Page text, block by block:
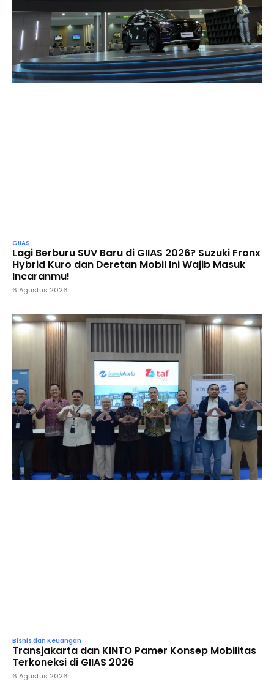
GIIAS
Lagi Berburu SUV Baru di GIIAS 2026? Suzuki Fronx
Hybrid Kuro dan Deretan Mobil Ini Wajib Masuk
Incaranmu!
6 Agustus 2026
Bisnis dan Keuangan
Transjakarta dan KINTO Pamer Konsep Mobilitas
Terkoneksi di GIIAS 2026
6 Agustus 2026